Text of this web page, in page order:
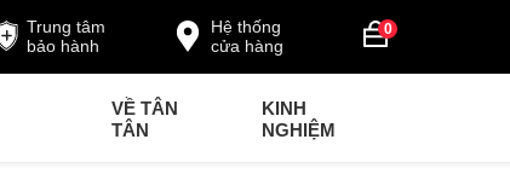
0
Hệ thống
cửa hàng
Trung tâm
bảo hành
VỀ TÂN
TÂN
KINH
NGHIỆM